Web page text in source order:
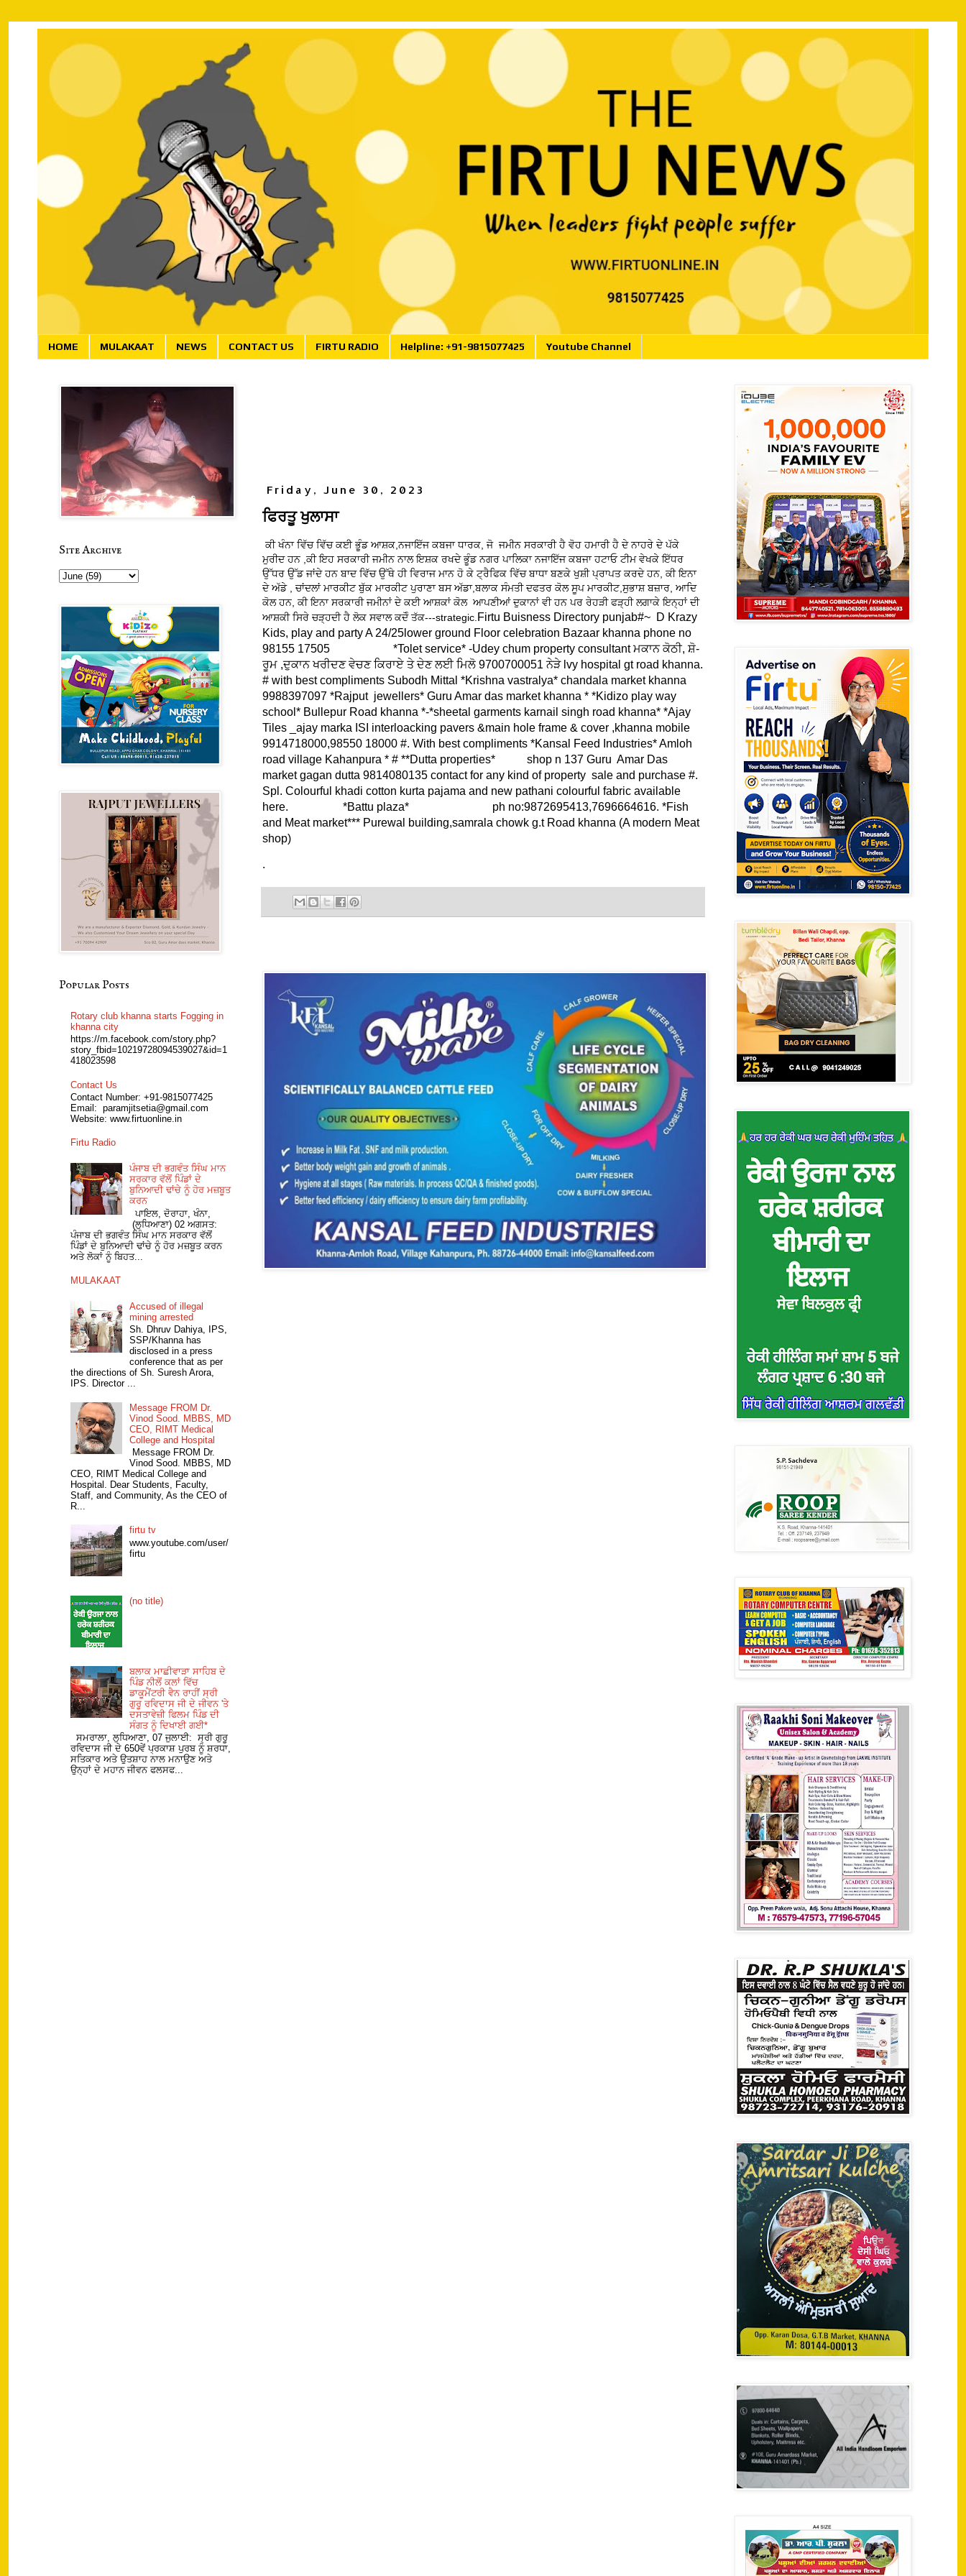
HOME MULAKAAT NEWS CONTACT US FIRTU RADIO Helpline: +91-9815077425 Youtube Channel
Friday, June 30, 2023
ਫਿਰਤੂ ਖੁਲਾਸਾ
ਕੀ ਖੰਨਾ ਵਿੱਚ ਵਿੱਚ ਕਈ ਭੂੰਡ ਆਸ਼ਕ,ਨਜਾਇੱਜ ਕਬਜਾ ਧਾਰਕ, ਜੋ ਜਮੀਨ ਸਰਕਾਰੀ ਹੈ ਵੋਹ ਹਮਾਰੀ ਹੈ ਦੇ ਨਾਹਰੇ ਦੇ ਪੱਕੇ
ਮੁਰੀਦ ਹਨ ,ਕੀ ਇਹ ਸਰਕਾਰੀ ਜਮੀਨ ਨਾਲ ਇਸ਼ਕ ਰਖਦੇ ਭੂੰਡ ਨਗਰ ਪਾਲਿਕਾ ਨਜਾਇੱਜ ਕਬਜਾ ਹਟਾਓ ਟੀਮ ਵੇਖਕੇ ਇੱਧਰ
ਉੱਧਰ ਉੱਡ ਜਾਂਦੇ ਹਨ ਬਾਦ ਵਿੱਚ ਉੱਥੇ ਹੀ ਵਿਰਾਜ ਮਾਨ ਹੋ ਕੇ ਟ੍ਰੈਫਿਕ ਵਿੱਚ ਬਾਧਾ ਬਣਕੇ ਖੁਸ਼ੀ ਪ੍ਰਾਪਤ ਕਰਦੇ ਹਨ, ਕੀ ਇਨਾ
ਦੇ ਅੱਡੇ , ਚਾਂਦਲਾਂ ਮਾਰਕੀਟ ਬੁੱਕ ਮਾਰਕੀਟ ਪੁਰਾਣਾ ਬਸ ਅੱਡਾ,ਬਲਾਕ ਸੰਮਤੀ ਦਫਤਰ ਕੋਲ ਸੂਪ ਮਾਰਕੀਟ,ਸੁਭਾਸ਼ ਬਜ਼ਾਰ, ਆਦਿ
ਕੋਲ ਹਨ, ਕੀ ਇਨਾ ਸਰਕਾਰੀ ਜਮੀਨਾਂ ਦੇ ਕਈ ਆਸ਼ਕਾਂ ਕੋਲ ਆਪਣੀਆਂ ਦੁਕਾਨਾਂ ਵੀ ਹਨ ਪਰ ਰੇਹੜੀ ਫੜ੍ਹੀ ਲਗਾਕੇ ਇਨ੍ਹਾਂ ਦੀ
ਆਸ਼ਕੀ ਸਿਰੇ ਚੜ੍ਹਦੀ ਹੈ ਲੋਕ ਸਵਾਲ ਕਦੋੰ ਤੱਕ---strategic. Firtu Buisness Directory punjab#~ D Krazy
Kids, play and party A 24/25lower ground Floor celebration Bazaar khanna phone no
98155 17505 *Tolet service* -Udey chum property consultant ਮਕਾਨ ਕੋਠੀ, ਸ਼ੋ-
ਰੂਮ ,ਦੁਕਾਨ ਖਰੀਦਣ ਵੇਚਣ ਕਿਰਾਏ ਤੇ ਦੇਣ ਲਈ ਮਿਲੋ 9700700051 ਨੇੜੇ lvy hospital gt road khanna.
# with best compliments Subodh Mittal *Krishna vastralya* chandala market khanna
9988397097 *Rajput jewellers* Guru Amar das market khanna * *Kidizo play way
school* Bullepur Road khanna *-*sheetal garments karnail singh road khanna* *Ajay
Tiles _ajay marka ISI interloacking pavers &main hole frame & cover ,khanna mobile
9914718000,98550 18000 #. With best compliments *Kansal Feed Industries* Amloh
road village Kahanpura * # **Dutta properties* shop n 137 Guru Amar Das
market gagan dutta 9814080135 contact for any kind of property sale and purchase #.
Spl. Colourful khadi cotton kurta pajama and new pathani colourful fabric available
here. *Battu plaza* ph no:9872695413,7696664616. *Fish
and Meat market*** Purewal building,samrala chowk g.t Road khanna (A modern Meat
shop)
.
Site Archive
Popular Posts
Rotary club khanna starts Fogging in
khanna city
https://m.facebook.com/story.php?
story_fbid=10219728094539027&id=1
418023598
Contact Us
Contact Number: +91-9815077425
Email: paramjitsetia@gmail.com
Website: www.firtuonline.in
Firtu Radio
ਪੰਜਾਬ ਦੀ ਭਗਵੰਤ ਸਿੰਘ ਮਾਨ
ਸਰਕਾਰ ਵੱਲੋਂ ਪਿੰਡਾਂ ਦੇ
ਬੁਨਿਆਦੀ ਢਾਂਚੇ ਨੂੰ ਹੋਰ ਮਜ਼ਬੂਤ
ਕਰਨ
ਪਾਇਲ, ਦੋਰਾਹਾ, ਖੰਨਾ,
(ਲੁਧਿਆਣਾ) 02 ਅਗਸਤ:
ਪੰਜਾਬ ਦੀ ਭਗਵੰਤ ਸਿੰਘ ਮਾਨ ਸਰਕਾਰ ਵੱਲੋਂ
ਪਿੰਡਾਂ ਦੇ ਬੁਨਿਆਦੀ ਢਾਂਚੇ ਨੂੰ ਹੋਰ ਮਜ਼ਬੂਤ ਕਰਨ
ਅਤੇ ਲੋਕਾਂ ਨੂੰ ਬਿਹਤ...
MULAKAAT
Accused of illegal
mining arrested
Sh. Dhruv Dahiya, IPS,
SSP/Khanna has
disclosed in a press
conference that as per
the directions of Sh. Suresh Arora,
IPS. Director ...
Message FROM Dr.
Vinod Sood. MBBS, MD
CEO, RIMT Medical
College and Hospital
Message FROM Dr.
Vinod Sood. MBBS, MD
CEO, RIMT Medical College and
Hospital. Dear Students, Faculty,
Staff, and Community, As the CEO of
R...
firtu tv
www.youtube.com/user/
firtu
(no title)
ਬਲਾਕ ਮਾਛੀਵਾੜਾ ਸਾਹਿਬ ਦੇ
ਪਿੰਡ ਨੀਲੋਂ ਕਲਾਂ ਵਿੱਚ
ਡਾਕੂਮੈਂਟਰੀ ਵੈਨ ਰਾਹੀਂ ਸ੍ਰੀ
ਗੁਰੂ ਰਵਿਦਾਸ ਜੀ ਦੇ ਜੀਵਨ 'ਤੇ
ਦਸਤਾਵੇਜ਼ੀ ਫਿਲਮ ਪਿੰਡ ਦੀ
ਸੰਗਤ ਨੂੰ ਦਿਖਾਈ ਗਈ*
ਸਮਰਾਲਾ, ਲੁਧਿਆਣਾ, 07 ਜੁਲਾਈ: ਸ੍ਰੀ ਗੁਰੂ
ਰਵਿਦਾਸ ਜੀ ਦੇ 650ਵੇਂ ਪ੍ਰਕਾਸ਼ ਪੁਰਬ ਨੂੰ ਸ਼ਰਧਾ,
ਸਤਿਕਾਰ ਅਤੇ ਉਤਸ਼ਾਹ ਨਾਲ ਮਨਾਉਣ ਅਤੇ
ਉਨ੍ਹਾਂ ਦੇ ਮਹਾਨ ਜੀਵਨ ਫਲਸਫ...